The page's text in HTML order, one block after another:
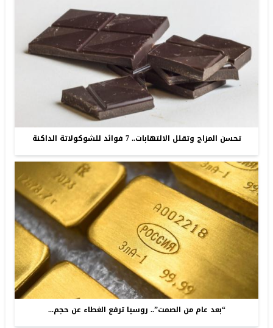
تحسن المزاج وتقلل الالتهابات.. 7 فوائد للشوكولاتة الداكنة
“بعد عام من الصمت”.. روسيا ترفع الغطاء عن حجم...